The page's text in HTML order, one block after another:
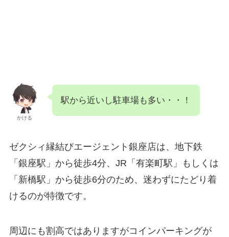
かける
駅から近いし駐車場も多い・・！
ゼクシィ縁結びエージェント銀座店は、地下鉄
「銀座駅」から徒歩4分、JR「有楽町駅」もしくは
「新橋駅」から徒歩6分のため、迷わずにたどり着
けるのが特徴です。
周辺にも割高ではありますがコインパーキングが